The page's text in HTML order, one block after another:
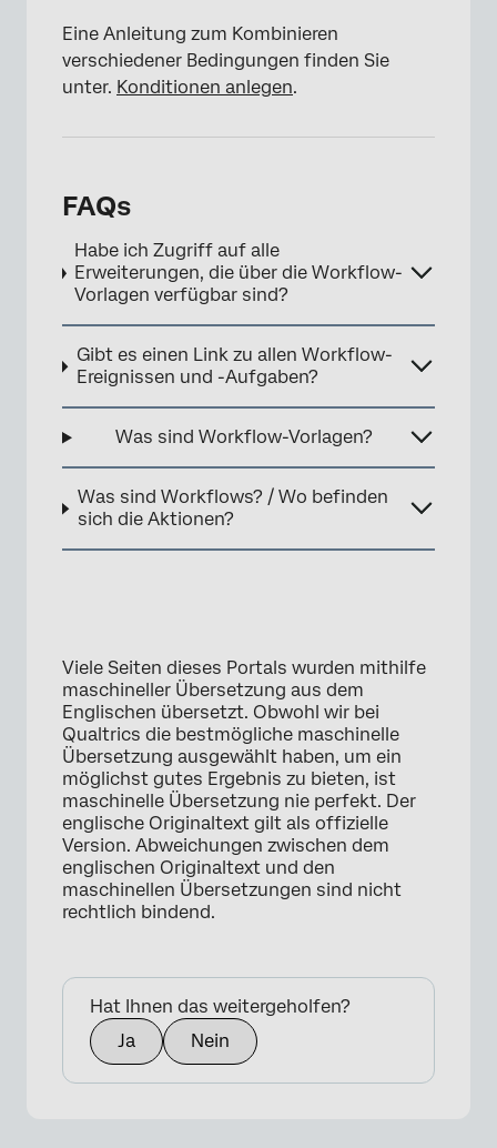
Eine Anleitung zum Kombinieren
verschiedener Bedingungen finden Sie
unter. Konditionen anlegen.
FAQs
Habe ich Zugriff auf alle
Erweiterungen, die über die Workflow-
Vorlagen verfügbar sind?
Gibt es einen Link zu allen Workflow-
Ereignissen und -Aufgaben?
Was sind Workflow-Vorlagen?
Was sind Workflows? / Wo befinden
sich die Aktionen?
Viele Seiten dieses Portals wurden mithilfe
maschineller Übersetzung aus dem
Englischen übersetzt. Obwohl wir bei
Qualtrics die bestmögliche maschinelle
Übersetzung ausgewählt haben, um ein
möglichst gutes Ergebnis zu bieten, ist
maschinelle Übersetzung nie perfekt. Der
englische Originaltext gilt als offizielle
Version. Abweichungen zwischen dem
englischen Originaltext und den
maschinellen Übersetzungen sind nicht
rechtlich bindend.
Hat Ihnen das weitergeholfen?
Ja
Nein